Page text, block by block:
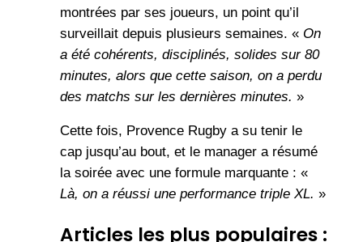
montrées par ses joueurs, un point qu’il
surveillait depuis plusieurs semaines. « On
a été cohérents, disciplinés, solides sur 80
minutes, alors que cette saison, on a perdu
des matchs sur les dernières minutes. »
Cette fois, Provence Rugby a su tenir le
cap jusqu’au bout, et le manager a résumé
la soirée avec une formule marquante : «
Là, on a réussi une performance triple XL. »
Articles les plus populaires :